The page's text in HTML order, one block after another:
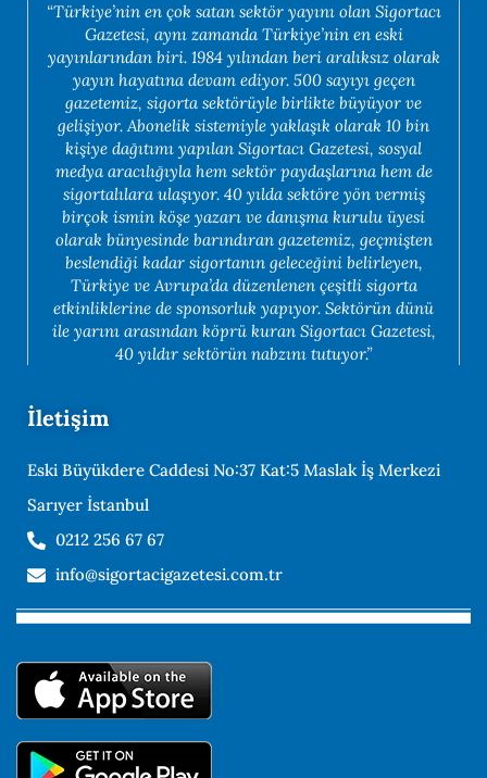
“Türkiye’nin en çok satan sektör yayını olan Sigortacı
Gazetesi, aynı zamanda Türkiye’nin en eski
yayınlarından biri. 1984 yılından beri aralıksız olarak
yayın hayatına devam ediyor. 500 sayıyı geçen
gazetemiz, sigorta sektörüyle birlikte büyüyor ve
gelişiyor. Abonelik sistemiyle yaklaşık olarak 10 bin
kişiye dağıtımı yapılan Sigortacı Gazetesi, sosyal
medya aracılığıyla hem sektör paydaşlarına hem de
sigortalılara ulaşıyor. 40 yılda sektöre yön vermiş
birçok ismin köşe yazarı ve danışma kurulu üyesi
olarak bünyesinde barındıran gazetemiz, geçmişten
beslendiği kadar sigortanın geleceğini belirleyen,
Türkiye ve Avrupa’da düzenlenen çeşitli sigorta
etkinliklerine de sponsorluk yapıyor. Sektörün dünü
ile yarını arasından köprü kuran Sigortacı Gazetesi,
40 yıldır sektörün nabzını tutuyor.”
İletişim
Eski Büyükdere Caddesi No:37 Kat:5 Maslak İş Merkezi
Sarıyer İstanbul
0212 256 67 67
info@sigortacigazetesi.com.tr